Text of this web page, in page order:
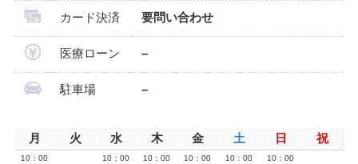
カード決済 要問い合わせ
医療ローン –
駐車場 –
月 火 水 木 金 土 日 祝
10：00
10：00
10：00
10：00
10：00
10：00